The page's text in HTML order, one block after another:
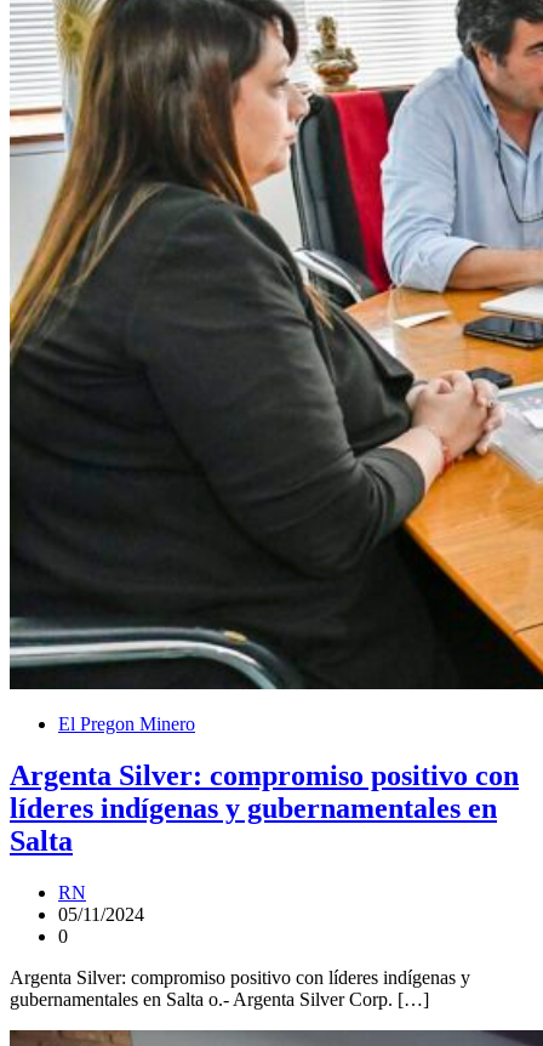
El Pregon Minero
Argenta Silver: compromiso positivo con
líderes indígenas y gubernamentales en
Salta
RN
05/11/2024
0
Argenta Silver: compromiso positivo con líderes indígenas y
gubernamentales en Salta o.- Argenta Silver Corp. […]